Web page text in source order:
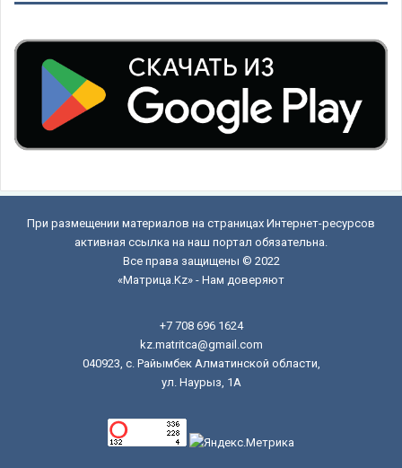
При размещении материалов на страницах Интернет-ресурсов
активная ссылка на наш портал обязательна.
Все права защищены © 2022
«Матрица.Kz» - Нам доверяют
+7 708 696 1624
kz.matritca@gmail.com
040923, с. Райымбек Алматинской области,
ул. Наурыз, 1А